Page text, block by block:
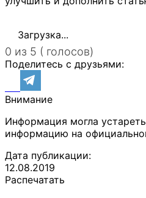
Загрузка...
0 из 5 ( голосов)
Поделитесь с друзьями:
Внимание
Информация могла
информацию на
Дата публикации:
12.08.2019
Распечатать